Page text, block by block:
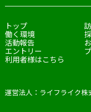
トップ
働く環境
活動報告
エントリー
利用者様はこちら
運営法人：ライフライク株